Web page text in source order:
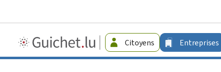
Guichet.lu
-
Citoyens Entreprises